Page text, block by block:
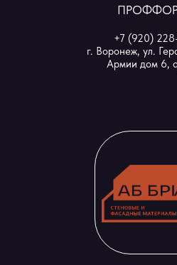
+7 (920)
г. Воронеж, ул.
Армии дом 6,